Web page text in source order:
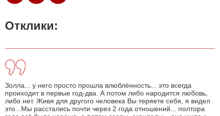
Отклики:
Золла... у него просто прошла влюблённость... это всегда
проиходит в первые год-два. А потом либо народится любовь,
либо нет. Живя для другого человека Вы теряете себя, я видел
это...Мы расстались почти через 2 года отношений... полтора